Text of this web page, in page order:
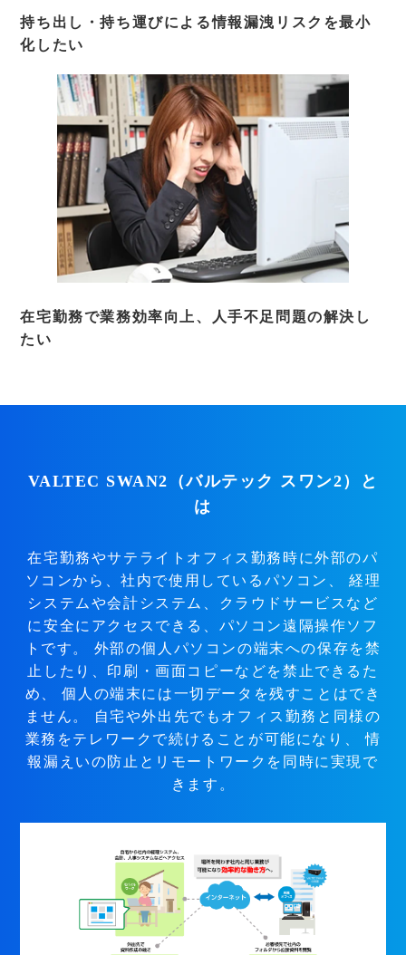
持ち出し・持ち運びによる情報漏洩リスクを最小
化したい
在宅勤務で業務効率向上、人手不足問題の解決し
たい
VALTEC SWAN2（バルテック スワン2）と
は
在宅勤務やサテライトオフィス勤務時に外部のパ
ソコンから、社内で使用しているパソコン、
経理
システムや会計システム、クラウドサービスなど
に安全にアクセスできる、パソコン遠隔操作ソフ
トです。 外部の個人パソコンの端末への保存を禁
止したり、印刷・画面コピーなどを禁止できるた
め、
個人の端末には一切データを残すことはでき
ません。
自宅や外出先でもオフィス勤務と同様の
業務をテレワークで続けることが可能になり、
情
報漏えいの防止とリモートワークを同時に実現で
きます。